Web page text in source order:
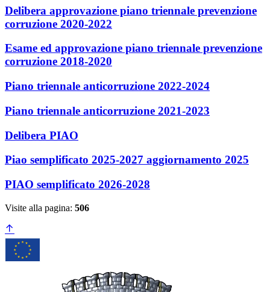
Delibera approvazione piano triennale prevenzione
corruzione 2020-2022
Esame ed approvazione piano triennale prevenzione
corruzione 2018-2020
Piano triennale anticorruzione 2022-2024
Piano triennale anticorruzione 2021-2023
Delibera PIAO
Piao semplificato 2025-2027 aggiornamento 2025
PIAO semplificato 2026-2028
Visite alla pagina: 506